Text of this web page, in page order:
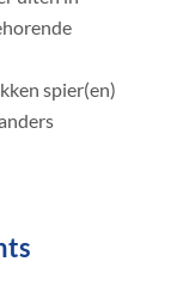
spier(en)